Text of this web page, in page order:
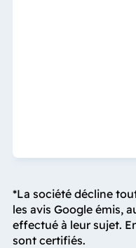
*La société décline
les avis Google émis,
effectué à leur sujet.
sont certifiés.